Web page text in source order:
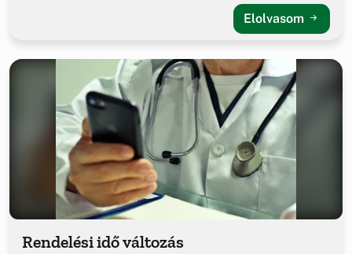
Elolvasom
Rendelési idő változás